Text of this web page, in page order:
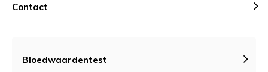
Contact
Bloedwaardentest